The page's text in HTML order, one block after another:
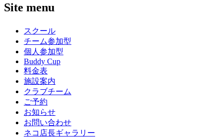
Site menu
スクール
チーム参加型
個人参加型
Buddy Cup
料金表
施設案内
クラブチーム
ご予約
お知らせ
お問い合わせ
ネコ店長ギャラリー